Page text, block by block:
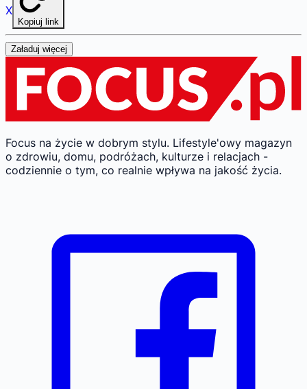
X
Kopiuj link
Załaduj więcej
Focus na życie w dobrym stylu. Lifestyle'owy magazyn
o zdrowiu, domu, podróżach, kulturze i relacjach -
codziennie o tym, co realnie wpływa na jakość życia.